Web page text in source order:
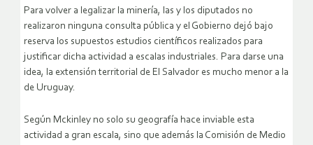
Para volver a legalizar la minería, las y los diputados no
realizaron ninguna consulta pública y el Gobierno dejó bajo
reserva los supuestos estudios científicos realizados para
justificar dicha actividad a escalas industriales. Para darse una
idea, la extensión territorial de El Salvador es mucho menor a la
de Uruguay.
Según Mckinley no solo su geografía hace inviable esta
actividad a gran escala, sino que además la Comisión de Medio